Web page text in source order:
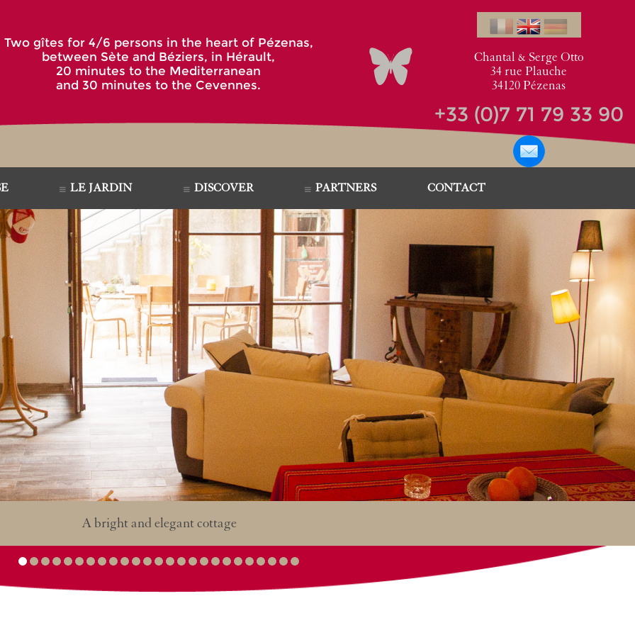
Two gîtes for 4/6 persons in the heart of Pézenas,
between Sète and Béziers, in Hérault,
20 minutes to the Mediterranean
and 30 minutes to the Cevennes.
Chantal & Serge Otto
34 rue Plauche
34120 Pézenas
+33 (0)7 71 79 33 90
LE JARDIN DISCOVER PARTNERS CONTACT
bright and elegant cottage